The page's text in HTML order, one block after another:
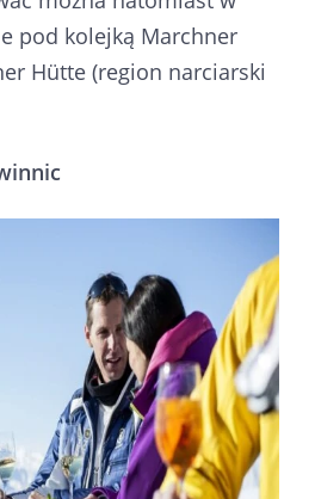
pod kolejką Marchner
Hütte (region narciarski